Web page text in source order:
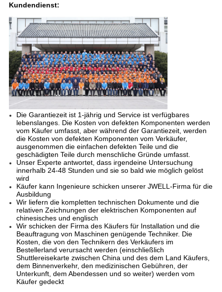
Kundendienst:
Die Garantiezeit ist 1-jährig und Service ist verfügbares
lebenslanges. Die Kosten von defekten Komponenten werden
vom Käufer umfasst, aber während der Garantiezeit, werden
die Kosten von defekten Komponenten vom Verkäufer,
ausgenommen die einfachen defekten Teile und die
geschädigten Teile durch menschliche Gründe umfasst.
Unser Experte antwortet, dass irgendeine Untersuchung
innerhalb 24-48 Stunden und sie so bald wie möglich gelöst
wird
Käufer kann Ingenieure schicken unserer JWELL-Firma für die
Ausbildung
Wir liefern die kompletten technischen Dokumente und die
relativen Zeichnungen der elektrischen Komponenten auf
chinesisches und englisch
Wir schicken der Firma des Käufers für Installation und die
Beauftragung von Maschinen genügende Techniker. Die
Kosten, die von den Technikern des Verkäufers im
Bestellerland verursacht werden (einschließlich
Shuttlereisekarte zwischen China und des dem Land Käufers,
dem Binnenverkehr, den medizinischen Gebühren, der
Unterkunft, dem Abendessen und so weiter) werden vom
Käufer gedeckt